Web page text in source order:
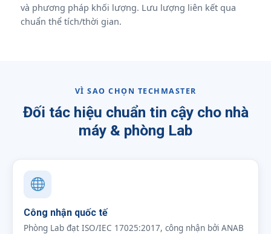
và phương pháp khối lượng. Lưu lượng liên kết qua
chuẩn thể tích/thời gian.
VÌ SAO CHỌN TECHMASTER
Đối tác hiệu chuẩn tin cậy cho nhà
máy & phòng Lab
Công nhận quốc tế
Phòng Lab đạt ISO/IEC 17025:2017, công nhận bởi ANAB